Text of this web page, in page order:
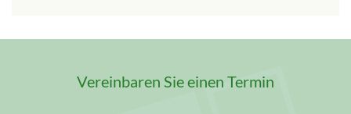
Vereinbaren Sie einen Termin